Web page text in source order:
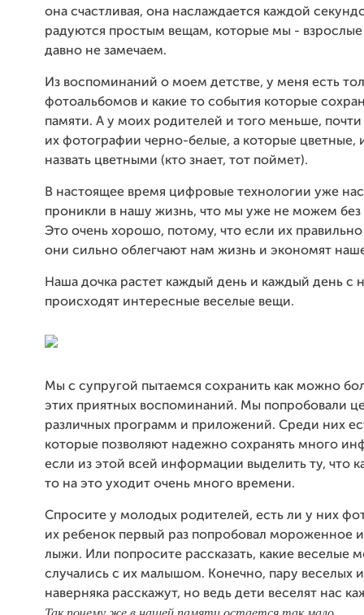
она счастливая, она наслаждается каждой
радуются простым вещам, которые мы -
давно не замечаем.
Из воспоминаний о моем детстве, у меня есть
фотоальбомов и какие то события которые
памяти. А у моих родителей и того меньше, почти
их фотографии черно-белые, а которые цветные,
назвать цветными (кто знает, тот поймет).
В настоящее время цифровые технологии уже
проникли в нашу жизнь, что мы уже не можем без
Это очень хорошо, потому, что если их правильно
они сильно облегчают нам жизнь и экономят
Наша дочка растет каждый день и каждый день с
происходят интересные веселые вещи.
Мы с супругой пытаемся сохранить как можно
этих приятных воспоминаний. Мы попробовали
различных программ и приложений. Среди них
которые позволяют надежно сохранять много
если из этой всей информации выделить ту, что
то на это уходит очень много времени.
Спросите у молодых родителей, есть ли у них
их ребенок первый раз попробовал мороженное
лыжи. Или попросите рассказать, какие веселые
случались с их малышом. Конечно, пару веселых
наверняка расскажут, но ведь дети веселят нас